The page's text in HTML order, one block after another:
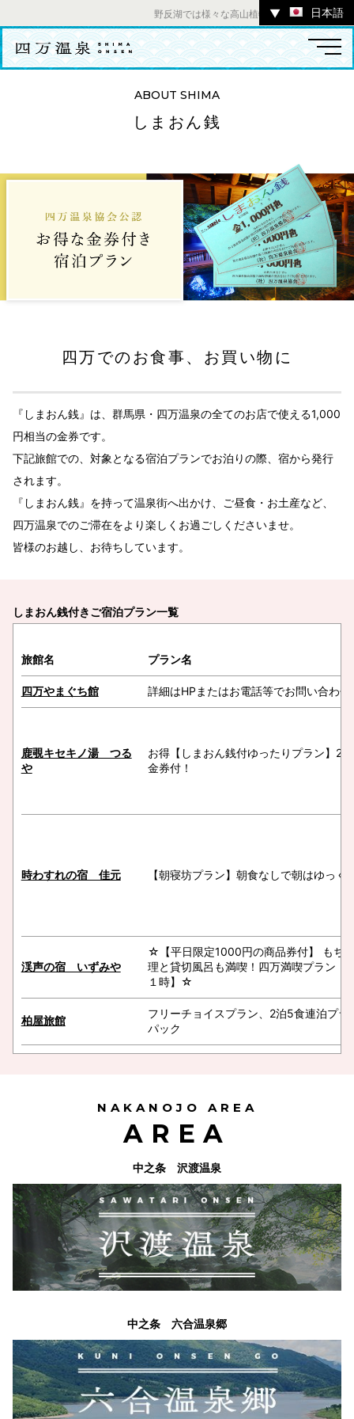
野反湖では様々な高山植物をお楽しみいただ
▼ 日本語
体験 イベント ツアー
中之条町その他のエリア
ABOUT SHIMA
しまおん銭
四万でのお食事、お買い物に
『しまおん銭』は、群馬県・四万温泉の全てのお店で使える1,000
円相当の金券です。
下記旅館での、対象となる宿泊プランでお泊りの際、宿から発行
されます。
『しまおん銭』を持って温泉街へ出かけ、ご昼食・お土産など、
四万温泉でのご滞在をより楽しくお過ごしくださいませ。
皆様のお越し、お待ちしています。
しまおん銭付きご宿泊プラン一覧
旅館名 プラン名
四万やまぐち館 詳細はHPまたはお電話等でお問い合わせ
鹿覗キセキノ湯 つる
や
お得【しまおん銭付ゆったりプラン】
金券付！
時わすれの宿 佳元 【朝寝坊プラン】朝食なしで朝はゆっく
渓声の宿 いずみや
☆【平日限定1000円の商品券付】 もち
理と貸切風呂も満喫！四万満喫プラン【
１時】☆
柏屋旅館
フリーチョイスプラン、2泊5食連泊プラ
パック
NAKANOJO AREA
AREA
中之条 沢渡温泉
中之条 六合温泉郷